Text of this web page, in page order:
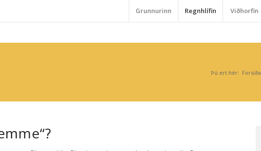
Grunnurinn Regnhlífin Viðhorfin
Þú ert hér: Forsíða